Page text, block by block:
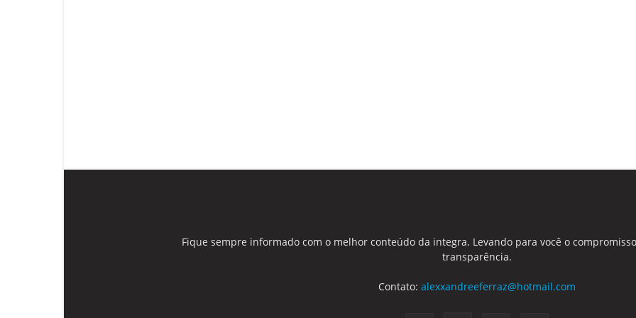
Fique sempre informado com o melhor conteúdo da integra. Levando para você o
transparência.
Contato: alexxandreeferraz@hotmail.com